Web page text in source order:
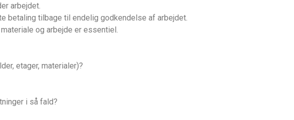
arbejdet.
betaling tilbage til endelig godkendelse af arbejdet.
og arbejde er essentiel.
etager, materialer)?
i så fald?